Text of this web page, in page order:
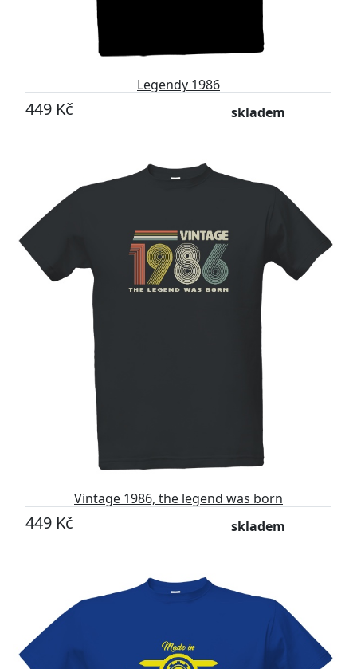
Legendy 1986
449 Kč skladem
Vintage 1986, the legend was born
449 Kč skladem